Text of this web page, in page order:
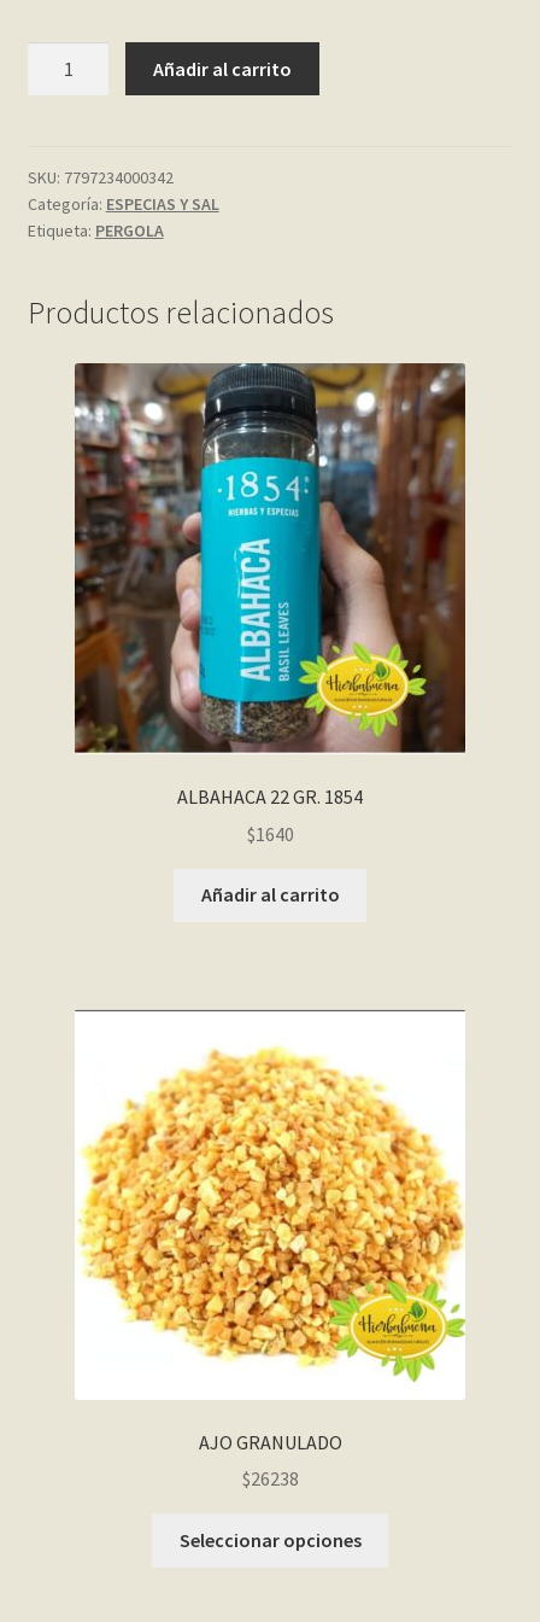
My account
Privacy Policy
Sample Page
Shop
Tienda
Wishlist
Wishlist
PERGOLA
cantidad
Añadir al carrito
SKU: 7797234000342
Categoría: ESPECIAS Y SAL
Etiqueta: PERGOLA
Productos relacionados
ALBAHACA 22 GR. 1854
$1640
Añadir al carrito
AJO GRANULADO
$26238
Seleccionar opciones